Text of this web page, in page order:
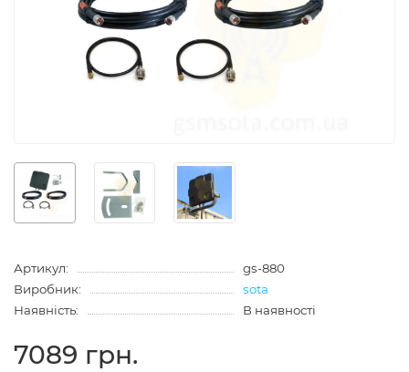
Артикул:
gs-880
Виробник:
sota
Наявність:
В наявності
7089 грн.